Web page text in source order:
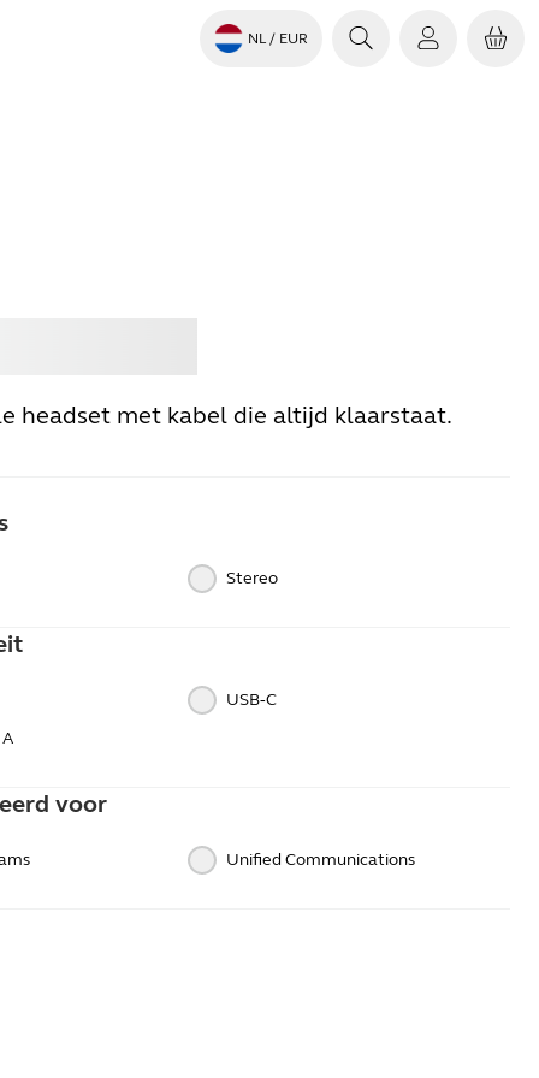
NL / EUR
headset met kabel die altijd klaarstaat.
Stereo
USB‑C
voor
Unified Communications